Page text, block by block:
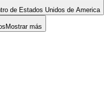
de Estados Unidos de America
Mostrar más